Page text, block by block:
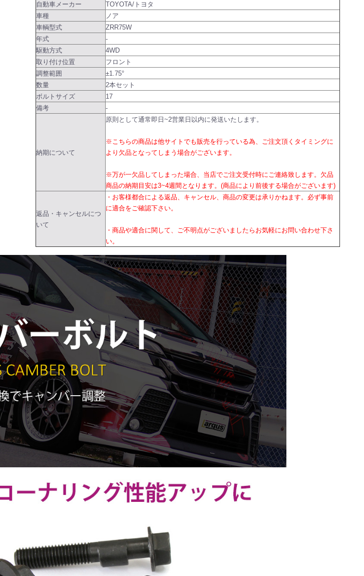
自動車メーカー
TOYOTA/トヨタ
車種
ノア
車輌型式
ZRR75W
年式
-
駆動方式
4WD
取り付け位置
フロント
調整範囲
±1.75°
数量
2本セット
ボルトサイズ
17
備考
-
納期について
原則として通常即日~2営業日以内に発送いたします。
※こちらの商品は他サイトでも販売を行っている為、ご注文頂くタイミングに
より欠品となってしまう場合がございます。
※万が一欠品してしまった場合、当店でご注文受付時にご連絡致します。欠品
商品の納期目安は3~4週間となります。(商品により前後する場合がございます)
返品・キャンセルにつ
いて
・お客様都合による返品、キャンセル、商品の変更は承りかねます。必ず事前
に適合をご確認下さい。
・商品や適合に関して、ご不明点がございましたらお気軽にお問い合わせ下さ
い。